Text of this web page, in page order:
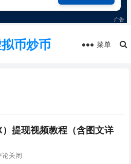
币炒币 菜单
提现视频教程（含图文详
论关闭